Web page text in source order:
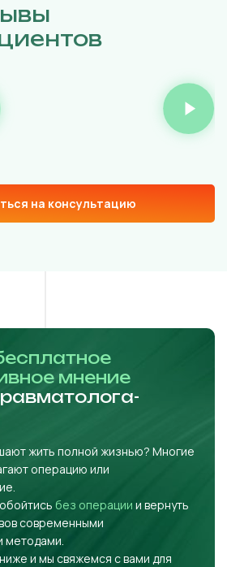
на консультацию
мнение
жить полной жизнью? Многие
операцию или
без операции и вернуть
современными
и мы свяжемся с вами для